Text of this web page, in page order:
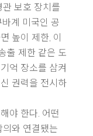
보호 장치를
계 미국인 공
높이 제한, 이
출 제한 같은 도
억 장소를 삼켜
권력을 전시하
야 한다. 어떤
와 연결됐는